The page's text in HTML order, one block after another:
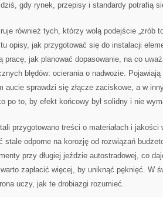
gdy rynek, przepisy i standardy potrafią
również tych, którzy wolą podejście „zrób
opisy, jak przygotować się do instalacji
pracę, jak planować dopasowanie, na co
błędów: ocierania o nadwozie.
aucie sprawdzi się złącze zaciskowe, a w
po to, by efekt końcowy był solidny i nie
przygotowano treści o materiałach i jakości
stale odporne na korozję od rozwiązań
przy długiej jeździe autostradowej, co
zapłacić więcej, by uniknąć pęknięć. W
uczy, jak te drobiazgi rozumieć.